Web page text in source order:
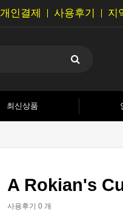
개인결제 사용후기 지
최신상품
A Rokian's
사용후기 0 개